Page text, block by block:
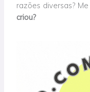
razões diversas?
criou?